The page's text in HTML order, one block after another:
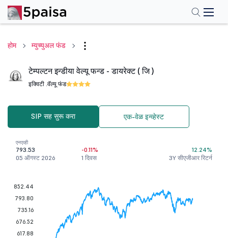
होम म्युच्युअल फंड
टेम्पल्टन इन्डीया वेल्यू फन्ड - डायरेक्ट ( जि )
इक्विटी .वॅल्यू फंड
SIP सह सुरू करा एक-वेळ इन्व्हेस्ट
एनएव्ही
793.53
05 ऑगस्ट 2026
-0.11%
1 दिवस
12.24%
3Y सीएजीआर रिटर्न
852.44
793.80
735.16
676.52
617.88